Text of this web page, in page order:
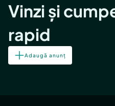
Vinzi și
rapid
Adaugă anunț